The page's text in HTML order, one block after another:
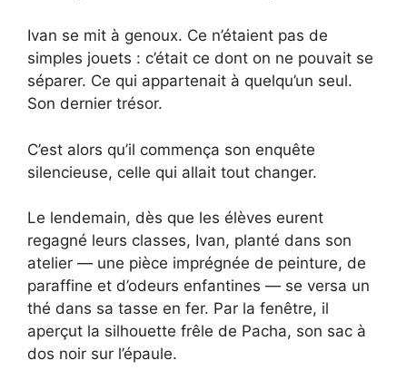
Ivan se mit à genoux. Ce n’étaient pas de
simples jouets : c’était ce dont on ne pouvait se
séparer. Ce qui appartenait à quelqu’un seul.
Son dernier trésor.
C’est alors qu’il commença son enquête
silencieuse, celle qui allait tout changer.
Le lendemain, dès que les élèves eurent
regagné leurs classes, Ivan, planté dans son
atelier — une pièce imprégnée de peinture, de
paraffine et d’odeurs enfantines — se versa un
thé dans sa tasse en fer. Par la fenêtre, il
aperçut la silhouette frêle de Pacha, son sac à
dos noir sur l’épaule.